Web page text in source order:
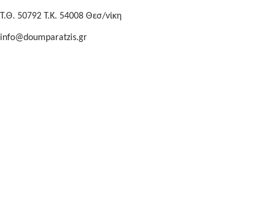
Τ.Θ. 50792 Τ.Κ. 54008 Θεσ/νίκη
info@doumparatzis.gr